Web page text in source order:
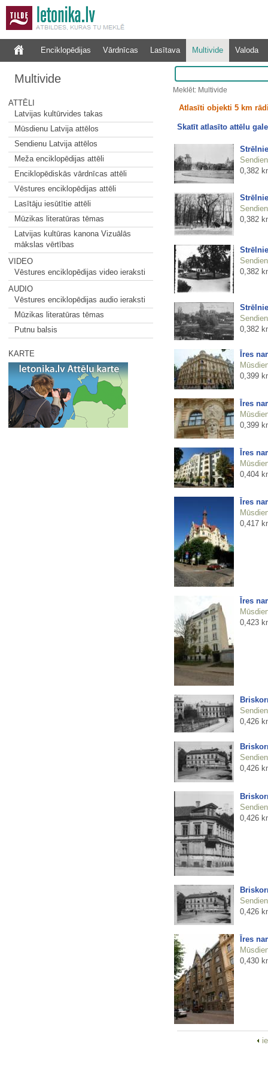
Enciklopēdijas Vārdnīcas Lasītava Multivide Valoda
Multivide
ATTĒLI
Latvijas kultūrvides takas
Mūsdienu Latvija attēlos
Sendienu Latvija attēlos
Meža enciklopēdijas attēli
Enciklopēdiskās vārdnīcas attēli
Vēstures enciklopēdijas attēli
Lasītāju iesūtītie attēli
Mūzikas literatūras tēmas
Latvijas kultūras kanona Vizuālās
mākslas vērtības
VIDEO
Vēstures enciklopēdijas video ieraksti
AUDIO
Vēstures enciklopēdijas audio ieraksti
Mūzikas literatūras tēmas
Putnu balsis
KARTE
Meklēt: Multivide
Atlasīti objekti 5 km
Skatīt atlasīto attēlu
0,382
0,382
0,382
0,382
Īres
0,399
Īres
0,399
Īres
0,404
Īres
0,417
Īres
0,423
0,426
0,426
0,426
0,426
Īres
0,430